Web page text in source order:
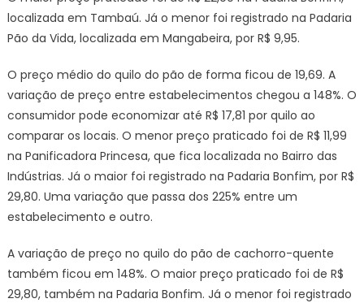
localizada em Tambaú. Já o menor foi registrado na Padaria
Pão da Vida, localizada em Mangabeira, por R$ 9,95.
O preço médio do quilo do pão de forma ficou de 19,69. A
variação de preço entre estabelecimentos chegou a 148%. O
consumidor pode economizar até R$ 17,81 por quilo ao
comparar os locais. O menor preço praticado foi de R$ 11,99
na Panificadora Princesa, que fica localizada no Bairro das
Indústrias. Já o maior foi registrado na Padaria Bonfim, por R$
29,80. Uma variação que passa dos 225% entre um
estabelecimento e outro.
A variação de preço no quilo do pão de cachorro-quente
também ficou em 148%. O maior preço praticado foi de R$
29,80, também na Padaria Bonfim. Já o menor foi registrado